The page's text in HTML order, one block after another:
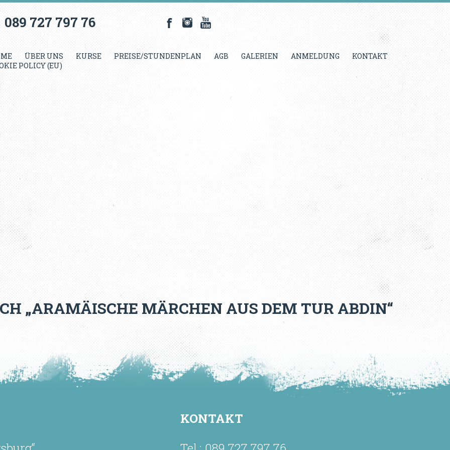
089 727 797 76
ÜBER UNS KURSE PREISE/STUNDENPLAN AGB GALERIEN ANMELDUNG
KONTAKT
POLICY (EU)
„ARAMÄISCHE MÄRCHEN AUS DEM TUR ABDIN“
KONTAKT